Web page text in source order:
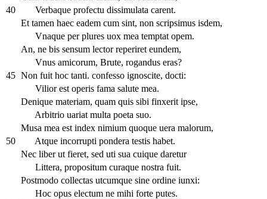
40
Verbaque profectu dissimulata carent.
Et tamen haec eadem cum sint, non scripsimus isdem,
Vnaque per plures uox mea temptat opem.
An, ne bis sensum lector reperiret eundem,
Vnus amicorum, Brute, rogandus eras?
45 Non fuit hoc tanti. confesso ignoscite, docti:
Vilior est operis fama salute mea.
Denique materiam, quam quis sibi finxerit ipse,
Arbitrio uariat multa poeta suo.
Musa mea est index nimium quoque uera malorum,
50
Atque incorrupti pondera testis habet.
Nec liber ut fieret, sed uti sua cuique daretur
Littera, propositum curaque nostra fuit.
Postmodo collectas utcumque sine ordine iunxi:
Hoc opus electum ne mihi forte putes.